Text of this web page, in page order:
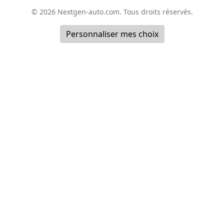
© 2026 Nextgen-auto.com. Tous droits réservés.
Personnaliser mes choix